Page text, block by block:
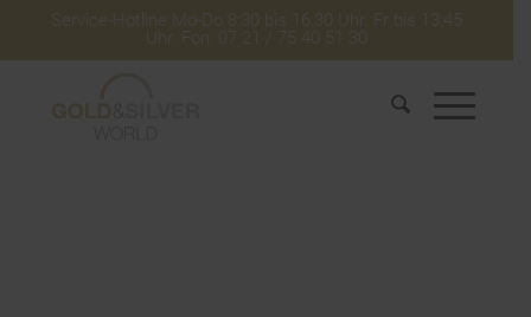
Service-Hotline Mo-Do 8:30 bis 16:30 Uhr. Fr bis 13:45
Uhr. Fon: 07 21 / 75 40 51 30